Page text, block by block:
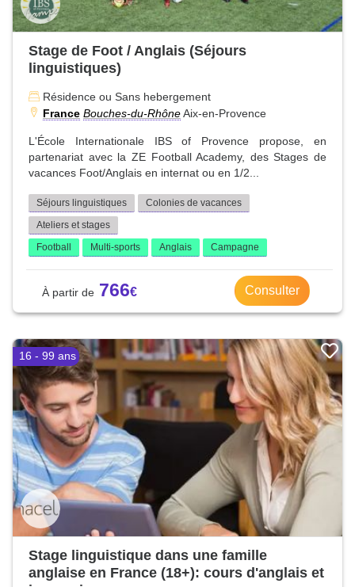
Stage de Foot / Anglais (Séjours
linguistiques)
Résidence ou Sans hebergement
France Bouches-du-RhôneAix-en-Provence
L'École Internationale IBS of Provence propose, en
partenariat avec la ZE Football Academy, des Stages de
vacances Foot/Anglais en internat ou en 1/2...
Séjours linguistiques
Colonies de vacances
Ateliers et stages
Football
Multi-sports Anglais Campagne
766 Consulter
16 - 99 ans
Stage linguistique dans une famille
anglaise en France (18+): cours d'anglais et